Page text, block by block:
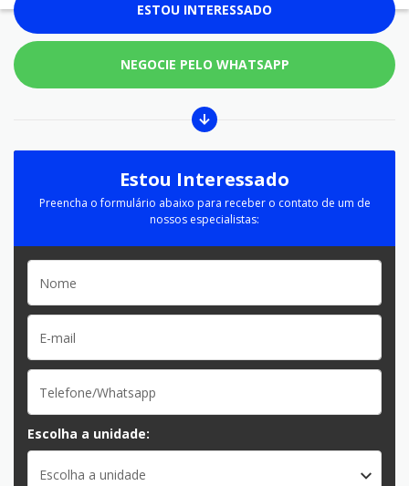
ESTOU INTERESSADO
NEGOCIE PELO WHATSAPP
Estou Interessado
Preencha o formulário abaixo para receber o contato de um de
nossos especialistas:
Escolha a unidade:
Escolha a unidade